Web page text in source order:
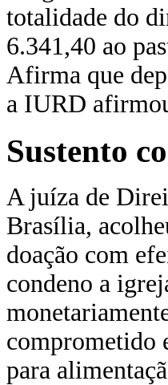
totalidade do
6.341,40 ao
Afirma que
a IURD
Sustento
A juíza de
Brasília,
doação com
condeno a
comprometido
para